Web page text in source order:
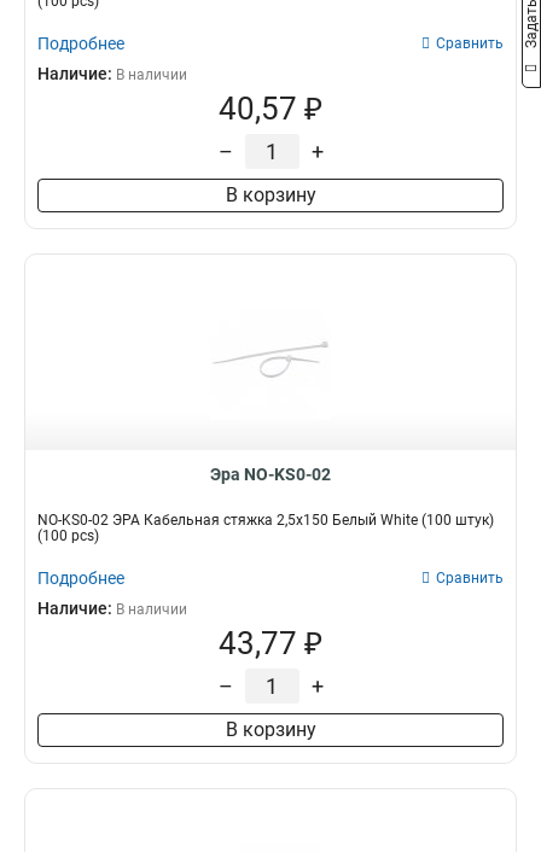
Подробнее Сравнить
Наличие: В наличии
40,57 ₽
– +
В корзину
Эра NO-KS0-02
NO-KS0-02 ЭРА Кабельная стяжка 2,5х150 Белый White (100 штук)
(100 pcs)
Подробнее Сравнить
Наличие: В наличии
43,77 ₽
– +
В корзину